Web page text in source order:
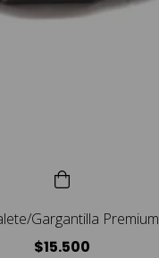
Gargantilla Premium
$15.500